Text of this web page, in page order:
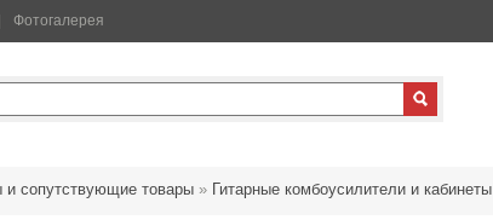
Фотогалерея
и сопутствующие товары » Гитарные комбоусилители и кабинеты